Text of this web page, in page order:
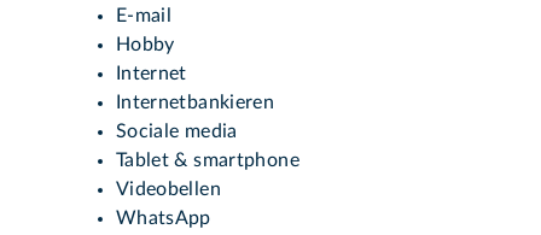
E-mail
Hobby
Internet
Internetbankieren
Sociale media
Tablet & smartphone
Videobellen
WhatsApp